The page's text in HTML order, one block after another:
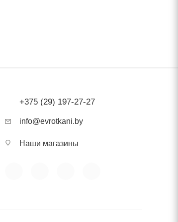
+375 (29) 197-27-27
info@evrotkani.by
Наши магазины